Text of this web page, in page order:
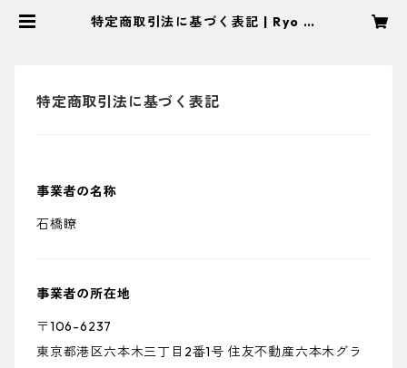
特定商取引法に基づく表記 | Ryo Is
特定商取引法に基づく表記
事業者の名称
石橋瞭
事業者の所在地
〒106-6237
東京都港区六本木三丁目2番1号 住友不動産六本木グラ